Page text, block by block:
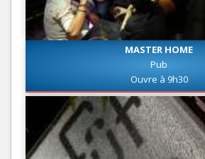
MASTER HOME
Pub
Ouvre à 9h30